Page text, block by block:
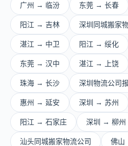
广州 → 临汾 东莞 → 长春
阳江 → 吉林 深圳同城搬家
湛江 → 中卫 阳江 → 绥化
东莞 → 汉中 湛江 → 上饶
珠海 → 长沙 深圳物流公司
惠州 → 延安 深圳 → 苏州
阳江 → 石家庄 深圳 → 柳州
汕头同城搬家物流公司 佛山